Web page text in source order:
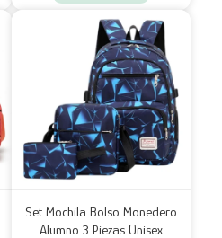
Set Mochila Bolso Monedero
Alumno 3 Piezas Unisex